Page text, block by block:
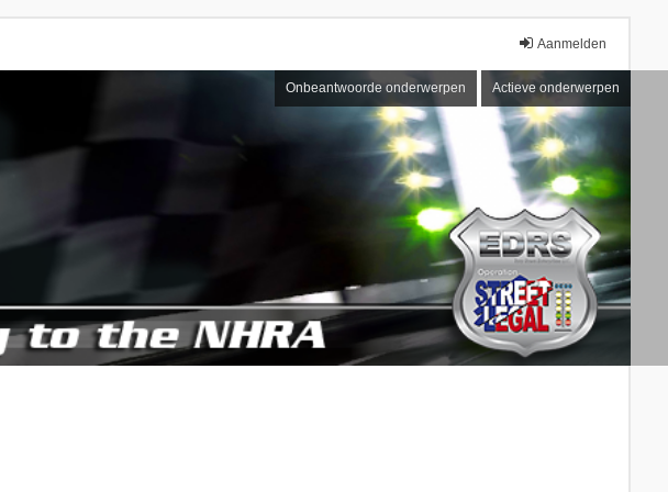
Aanmelden
Onbeantwoorde onderwerpen Actieve onderwerpen